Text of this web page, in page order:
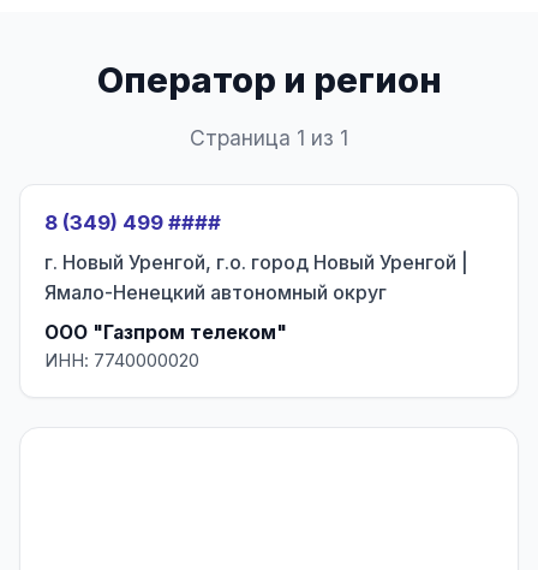
Оператор и регион
Страница 1 из 1
8 (349) 499 ####
г. Новый Уренгой, г.о. город Новый Уренгой |
Ямало-Ненецкий автономный округ
ООО "Газпром телеком"
ИНН: 7740000020